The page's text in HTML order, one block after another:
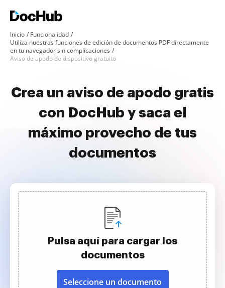
Inicio
Funcionalidad
Utiliza nuestras funciones de edición de documentos PDF directamente
en tu navegador sin complicaciones
Aviso de apodo de dispositivo gratuito
Crea un aviso de apodo gratis
con DocHub y saca el
máximo provecho de tus
documentos
Pulsa aquí para cargar los
documentos
Seleccione un documento